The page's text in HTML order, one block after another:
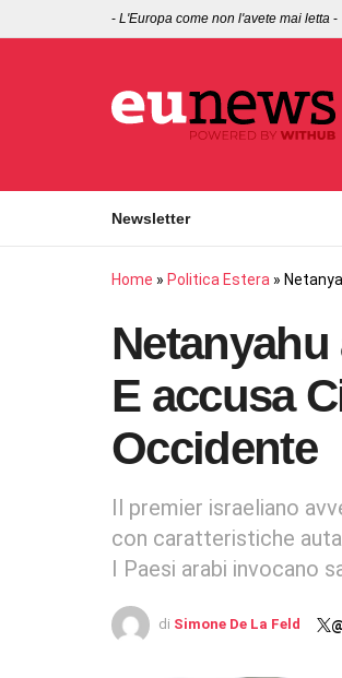
- L'Europa come non l'avete mai letta -
Newsletter
Home » Politica Estera »
Netanyahu
E accusa
Occidente
Il premier israeliano
con caratteristiche
I Paesi arabi invocano
di Simone De La Feld